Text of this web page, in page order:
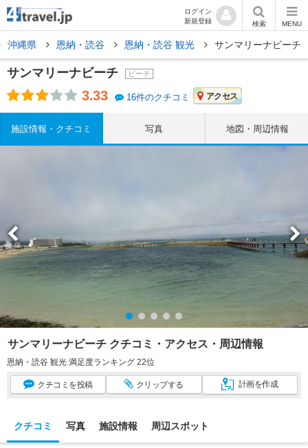
ログイン
新規登録
検索 MENU
沖縄県 恩納・読谷 恩納・読谷 観光 サンマリーナビーチ
サンマリーナビーチ ビーチ
3.33 16件のクチコミ アクセス
施設情報・クチコミ 写真 地図・周辺情報
サンマリーナビーチ クチコミ・アクセス・周辺情報
恩納・読谷 観光 満足度ランキング 22位
クチコミ を投稿 クリップする 計画を作成
クチコミ 写真 施設情報 周辺スポット